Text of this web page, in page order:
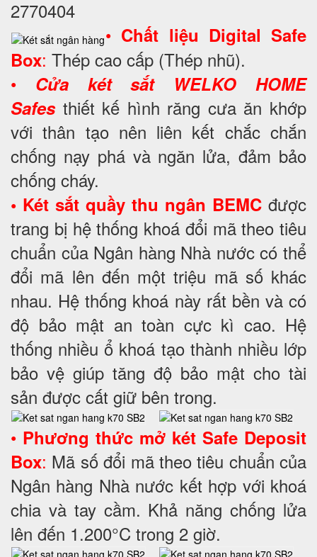
2770404
• Chất liệu Digital Safe
Box: Thép cao cấp (Thép nhũ).
• Cửa két sắt WELKO HOME
Safes thiết kế hình răng cưa ăn khớp
với thân tạo nên liên kết chắc chắn
chống nạy phá và ngăn lửa, đảm bảo
chống cháy.
• Két sắt quầy thu ngân BEMC được
trang bị hệ thống khoá đổi mã theo tiêu
chuẩn của Ngân hàng Nhà nước có thể
đổi mã lên đến một triệu mã số khác
nhau. Hệ thống khoá này rất bền và có
độ bảo mật an toàn cực kì cao. Hệ
thống nhiều ổ khoá tạo thành nhiều lớp
bảo vệ giúp tăng độ bảo mật cho tài
sản được cất giữ bên trong.
• Phương thức mở két Safe Deposit
Box: Mã số đổi mã theo tiêu chuẩn của
Ngân hàng Nhà nước kết hợp với khoá
chia và tay cầm. Khả năng chống lửa
lên đến 1.200°C trong 2 giờ.